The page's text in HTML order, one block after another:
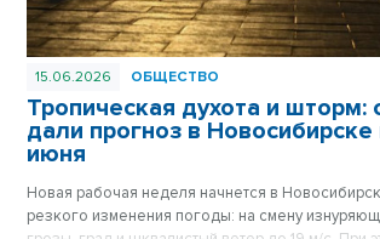
15.06.2026 ОБЩЕСТВО
Тропическая духота и шторм:
дали прогноз в Новосибирске
июня
Новая рабочая неделя начнется в
резкого изменения погоды: на смену